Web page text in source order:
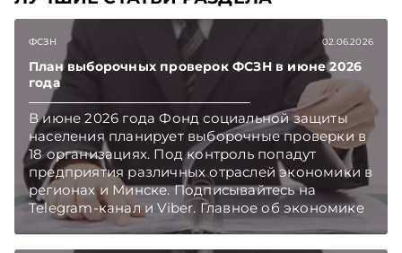
ФСЗН 02.06.2026
План выборочных проверок ФСЗН в июне 2026
года
В июне 2026 года Фонд социальной защиты
населения планирует выборочные проверки в
18 организациях. Под контроль попадут
предприятия различных отраслей экономики в
регионах и Минске. Подписывайтесь на
Telegram‑канал и Viber. Главное об экономике
Беларуси — раньше, чем в новостях